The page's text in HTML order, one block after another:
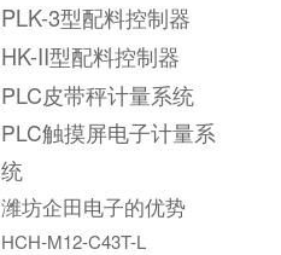
PLK-3型配料控制器
HK-II型配料控制器
PLC皮带秤计量系统
PLC触摸屏电子计量系
统
潍坊企田电子的优势
HCH-M12-C43T-L